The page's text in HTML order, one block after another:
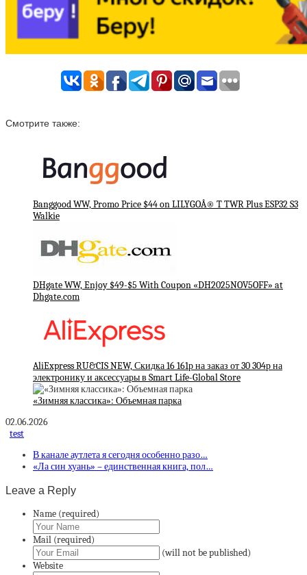
Смотрите также:
Banggood WW, Promo Price $44 on LILYGOÂ® T TWR Plus ESP32 S3
Walkie
DHgate WW, Enjoy $49-$5 With Coupon «DH2025NOV5OFF» at
Dhgate.com
AliExpress RU&CIS NEW, Скидка 16 161р на заказ от 30 304р на
электронику и аксессуары в Smart Life-Global Store
«Зимняя классика»: Объемная парка
02.06.2026
test
В канале аутлета я сегодня особенно разо…
«Ла син хуань» – единственная книга, пол…
Leave a Reply
Name (required)
Mail (required)
(will not be published)
Website